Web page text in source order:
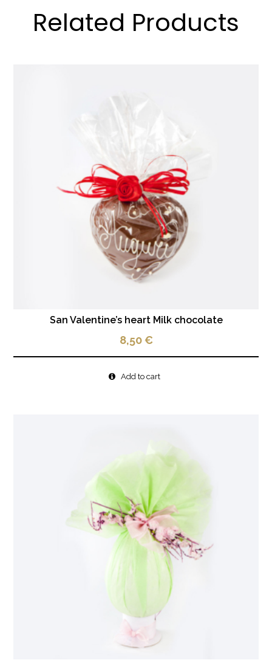
Related Products
San Valentine’s heart Milk chocolate
8,50€
Add to cart